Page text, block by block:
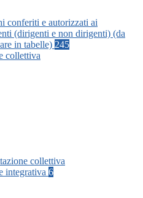
conferiti e autorizzati ai
(dirigenti e non dirigenti) (da
in tabelle) 245
collettiva
collettiva
integrativa 6